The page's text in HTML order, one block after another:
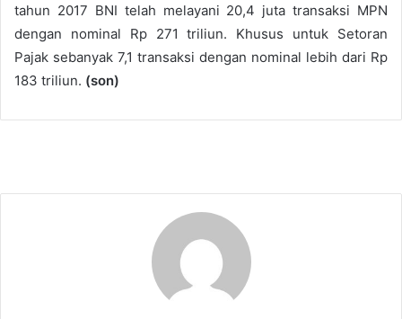
tahun 2017 BNI telah melayani 20,4 juta transaksi MPN
dengan nominal Rp 271 triliun. Khusus untuk Setoran
Pajak sebanyak 7,1 transaksi dengan nominal lebih dari Rp
183 triliun. (son)